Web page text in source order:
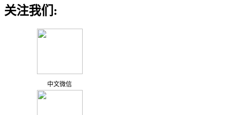
关注我们:
中文微信